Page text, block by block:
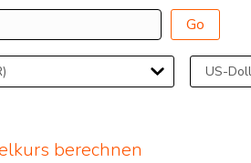
Go
berechnen